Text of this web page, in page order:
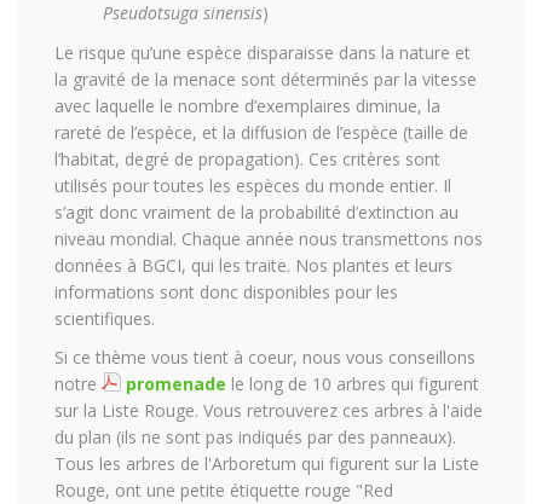
Pseudotsuga sinensis)
Le risque qu’une espèce disparaisse dans la nature et
la gravité de la menace sont déterminés par la vitesse
avec laquelle le nombre d’exemplaires diminue, la
rareté de l’espèce, et la diffusion de l’espèce (taille de
l’habitat, degré de propagation). Ces critères sont
utilisés pour toutes les espèces du monde entier. Il
s’agit donc vraiment de la probabilité d’extinction au
niveau mondial. Chaque année nous transmettons nos
données à BGCI, qui les traite. Nos plantes et leurs
informations sont donc disponibles pour les
scientifiques.
Si ce thème vous tient à coeur, nous vous conseillons
notre
promenade le long de 10 arbres qui figurent
sur la Liste Rouge. Vous retrouverez ces arbres à l'aide
du plan (ils ne sont pas indiqués par des panneaux).
Tous les arbres de l'Arboretum qui figurent sur la Liste
Rouge, ont une petite étiquette rouge "Red